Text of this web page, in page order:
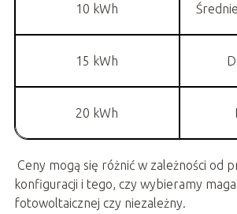
10 kWh
15 kWh
20 kWh
Ceny mogą się różnić w zależności od
konfiguracji i tego, czy wybieramy
fotowoltaicznej czy niezależny.